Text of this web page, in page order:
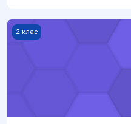
2 клас. Літературне читання
2 клас